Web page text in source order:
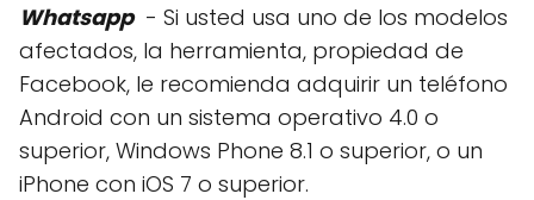
Whatsapp- Si usted usa uno de los modelos
afectados, la herramienta, propiedad de
Facebook, le recomienda adquirir un teléfono
Android con un sistema operativo 4.0 o
superior, Windows Phone 8.1 o superior, o un
iPhone con iOS 7 o superior.